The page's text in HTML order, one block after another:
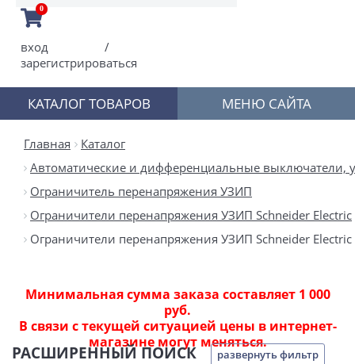
0
вход
/
зарегистрироваться
КАТАЛОГ ТОВАРОВ МЕНЮ САЙТА
Главная
Каталог
Автоматические и дифференциальные выключатели,
Ограничитель перенапряжения УЗИП
Ограничители перенапряжения УЗИП Schneider Electric
Ограничители перенапряжения УЗИП Schneider Electric
Минимальная сумма заказа составляет 1 000
руб.
В связи с текущей ситуацией цены в интернет-
магазине могут меняться.
РАСШИРЕННЫЙ ПОИСК развернуть фильтр